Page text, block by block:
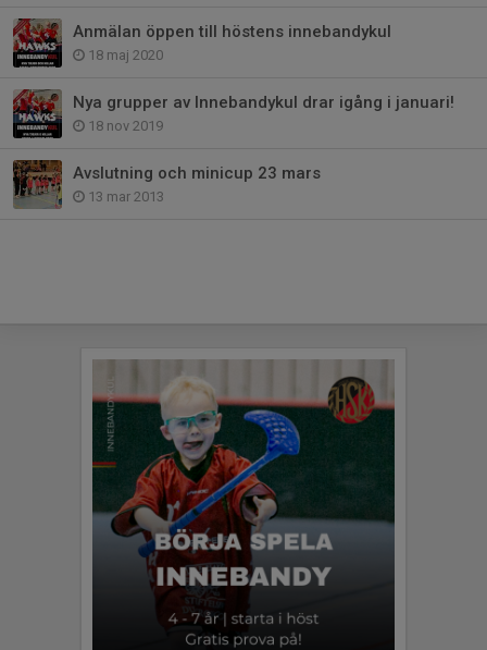
Anmälan öppen till höstens innebandykul
18 maj 2020
Nya grupper av Innebandykul drar igång i januari!
18 nov 2019
Avslutning och minicup 23 mars
13 mar 2013